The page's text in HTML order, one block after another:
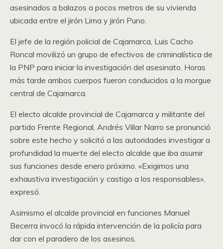
asesinados a balazos a pocos metros de su vivienda
ubicada entre el jirón Lima y jirón Puno.
El jefe de la región policial de Cajamarca, Luis Cacho
Roncal movilizó un grupo de efectivos de criminalística de
la PNP para iniciar la investigación del asesinato. Horas
más tarde ambos cuerpos fueron conducidos a la morgue
central de Cajamarca.
El electo alcalde provincial de Cajamarca y militante del
partido Frente Regional, Andrés Villar Narro se pronunció
sobre este hecho y solicitó a las autoridades investigar a
profundidad la muerte del electo alcalde que iba asumir
sus funciones desde enero próximo. «Exigimos una
exhaustiva investigación y castigo a los responsables»,
expresó.
Asimismo el alcalde provincial en funciones Manuel
Becerra invocó la rápida intervención de la policía para
dar con el paradero de los asesinos.